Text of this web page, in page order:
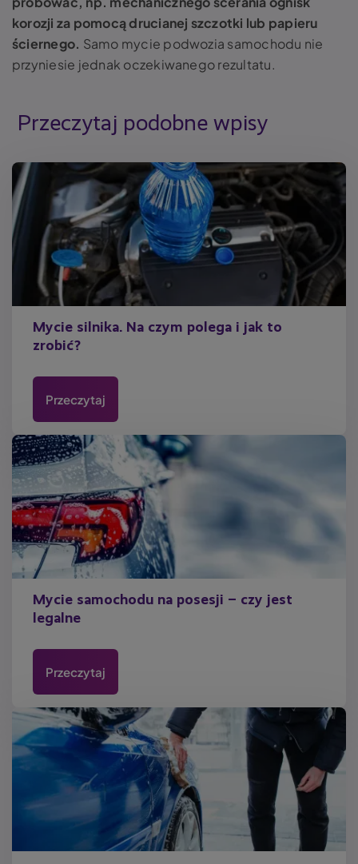
korozji za pomocą drucianej szczotki lub papieru
ściernego. Samo mycie podwozia samochodu nie
przyniesie jednak oczekiwanego rezultatu.
Przeczytaj podobne wpisy
Mycie silnika. Na czym polega i jak to
zrobić?
Przeczytaj
Mycie samochodu na posesji – czy jest
legalne
Przeczytaj